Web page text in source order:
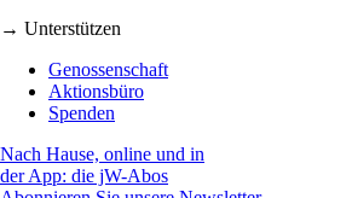
→ Unterstützen
Genossenschaft
Aktionsbüro
Spenden
Nach Hause, online und in
der App: die jW-Abos